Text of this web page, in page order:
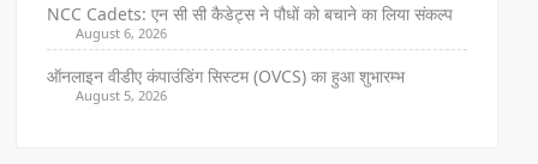
NCC Cadets: एन सी सी कैडेट्स ने पौधों को बचाने का लिया संकल्प
August 6, 2026
ऑनलाइन वीडीए कंपाउंडिंग सिस्टम (OVCS) का हुआ शुभारम्भ
August 5, 2026